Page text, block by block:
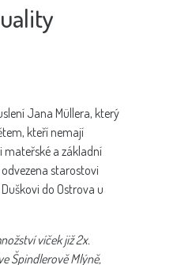
Jana Müllera, který
kteří nemají
mateřské a základní
starostovi
do Ostrova u
víček již 2x.
Špindlerově Mlýně,